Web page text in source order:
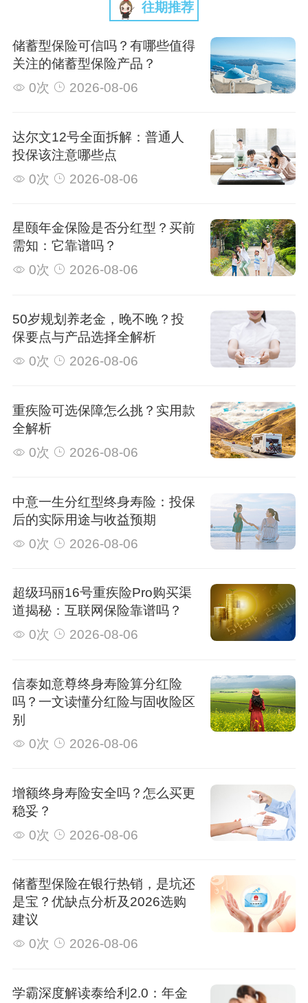
往期推荐
储蓄型保险可信吗？有哪些值得
关注的储蓄型保险产品？
0次
2026-08-06
达尔文12号全面拆解：普通人
投保该注意哪些点
0次
2026-08-06
星颐年金保险是否分红型？买前
需知：它靠谱吗？
0次
2026-08-06
50岁规划养老金，晚不晚？投
保要点与产品选择全解析
0次
2026-08-06
重疾险可选保障怎么挑？实用款
全解析
0次
2026-08-06
中意一生分红型终身寿险：投保
后的实际用途与收益预期
0次
2026-08-06
超级玛丽16号重疾险Pro购买渠
道揭秘：互联网保险靠谱吗？
0次
2026-08-06
信泰如意尊终身寿险算分红险
吗？一文读懂分红险与固收险区
别
0次
2026-08-06
增额终身寿险安全吗？怎么买更
稳妥？
0次
2026-08-06
储蓄型保险在银行热销，是坑还
是宝？优缺点分析及2026选购
建议
0次
2026-08-06
学霸深度解读泰给利2.0：年金